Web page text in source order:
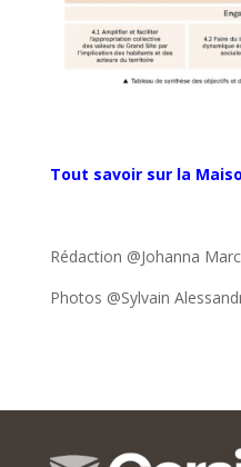
Tout savoir sur la
Rédaction @Johanna
Photos @Sylvain